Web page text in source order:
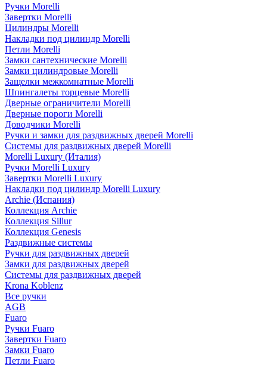
Ручки Morelli
Завертки Morelli
Цилиндры Morelli
Накладки под цилиндр Morelli
Петли Morelli
Замки сантехнические Morelli
Замки цилиндровые Morelli
Защелки межкомнатные Morelli
Шпингалеты торцевые Morelli
Дверные ограничители Morelli
Дверные пороги Morelli
Доводчики Morelli
Ручки и замки для раздвижных дверей Morelli
Системы для раздвижных дверей Morelli
Morelli Luxury (Италия)
Ручки Morelli Luxury
Завертки Morelli Luxury
Накладки под цилиндр Morelli Luxury
Archie (Испания)
Коллекция Archie
Коллекция Sillur
Коллекция Genesis
Раздвижные системы
Ручки для раздвижных дверей
Замки для раздвижных дверей
Системы для раздвижных дверей
Krona Koblenz
Все ручки
AGB
Fuaro
Ручки Fuaro
Завертки Fuaro
Замки Fuaro
Петли Fuaro